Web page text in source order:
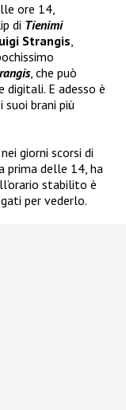
ore 14,
di Tienimi
Strangis,
, che può
E adesso è
brani più
giorni scorsi di
prima delle 14, ha
stabilito è
per vederlo.